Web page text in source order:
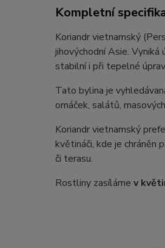
Kompletní
Koriandr vietnamský
jihovýchodní Asie.
stabilní i při tepelné
Tato bylina je
omáček, salátů,
Koriandr vietnamský
květináči, kde je chráněn
či terasu.
Rostliny zasíláme v